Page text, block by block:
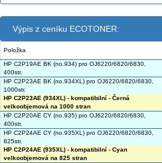
Výpis z ceníku ECOTONER:
Položka
HP C2P19AE BK (no.934) pro OJ6220/6820/6830,
400str.
HP C2P23AE BK (no.934XL) pro OJ6220/6820/6830,
1000str.
HP C2P23AE (934XL) - kompatibilní - Černá
velkoobjemová na 1000 stran
HP C2P20AE CY (no.935) pro OJ6220/6820/6830,
400str.
HP C2P24AE CY (no.935XL) pro OJ6220/6820/6830,
825str.
HP C2P24AE (935XL) - kompatibilní - Cyan
velkoobjemová na 825 stran